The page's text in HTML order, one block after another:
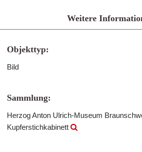
Weitere
Objekttyp:
Bild
Sammlung:
Herzog Anton Ulrich-Museum
Kupferstichkabinett